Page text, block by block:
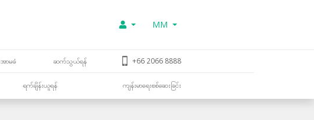
MM
အာမခံ ဆက်သွယ်ရန် +66 2066 8888
ရက်ချိန်းယူရန် ကျန်းမာရေးစစ်ဆေးခြင်း